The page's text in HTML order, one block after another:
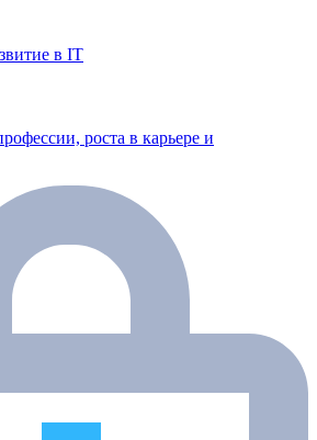
в IT
роста в карьере и